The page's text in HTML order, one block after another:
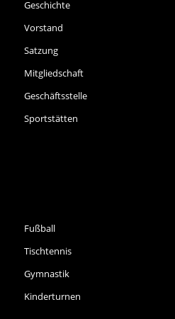
Geschichte
Vorstand
Satzung
Mitgliedschaft
Geschäftsstelle
Sportstätten
Fußball
Tischtennis
Gymnastik
Kinderturnen